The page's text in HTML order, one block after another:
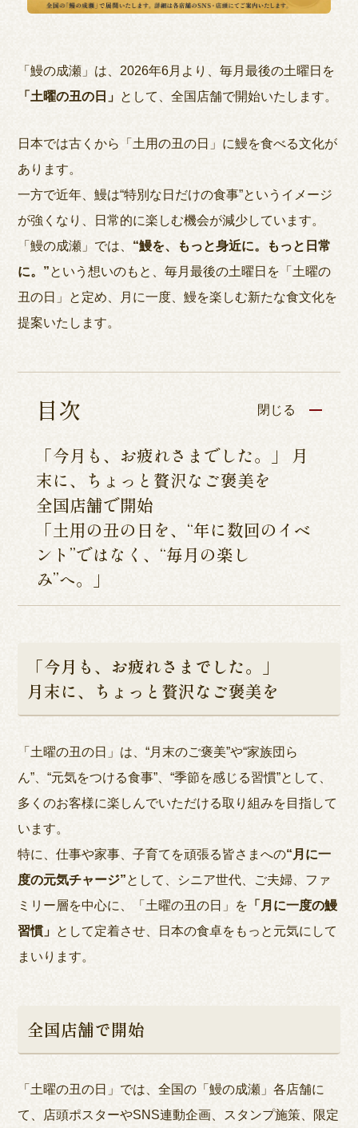
「鰻の成瀬」は、2026年6月より、毎月最後の土曜日を
「土曜の丑の日」 として、全国店舗で開始いたします。
日本では古くから「土用の丑の日」に鰻を食べる文化が
あります。
一方で近年、鰻は“特別な日だけの食事”というイメージ
が強くなり、日常的に楽しむ機会が減少しています。
「鰻の成瀬」では、 “鰻を、もっと身近に。もっと日常
に。”という想いのもと、毎月最後の土曜日を「土曜の
丑の日」と定め、月に一度、鰻を楽しむ新たな食文化を
提案いたします。
目次 閉じる
「今月も、お疲れさまでした。」 月
末に、ちょっと贅沢なご褒美を
全国店舗で開始
「土用の丑の日を、“年に数回のイベ
ント”ではなく、“毎月の楽し
み”へ。」
「今月も、お疲れさまでした。」
月末に、ちょっと贅沢なご褒美を
「土曜の丑の日」は、“月末のご褒美”や“家族団ら
ん”、“元気をつける食事”、“季節を感じる習慣”として、
多くのお客様に楽しんでいただける取り組みを目指して
います。
特に、仕事や家事、子育てを頑張る皆さまへの“月に一
度の元気チャージ”として、シニア世代、ご夫婦、ファ
ミリー層を中心に、「土曜の丑の日」を 「月に一度の鰻
習慣」 として定着させ、日本の食卓をもっと元気にして
まいります。
全国店舗で開始
「土曜の丑の日」では、全国の「鰻の成瀬」各店舗に
て、店頭ポスターやSNS連動企画、スタンプ施策、限定